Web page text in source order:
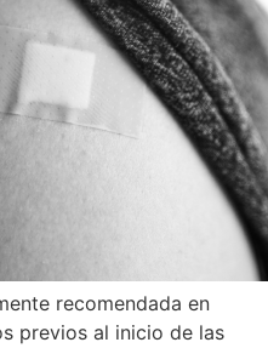
recomendada en
previos al inicio de las